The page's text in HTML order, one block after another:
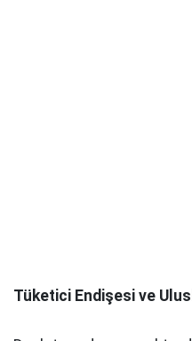
Tüketici Endişesi ve